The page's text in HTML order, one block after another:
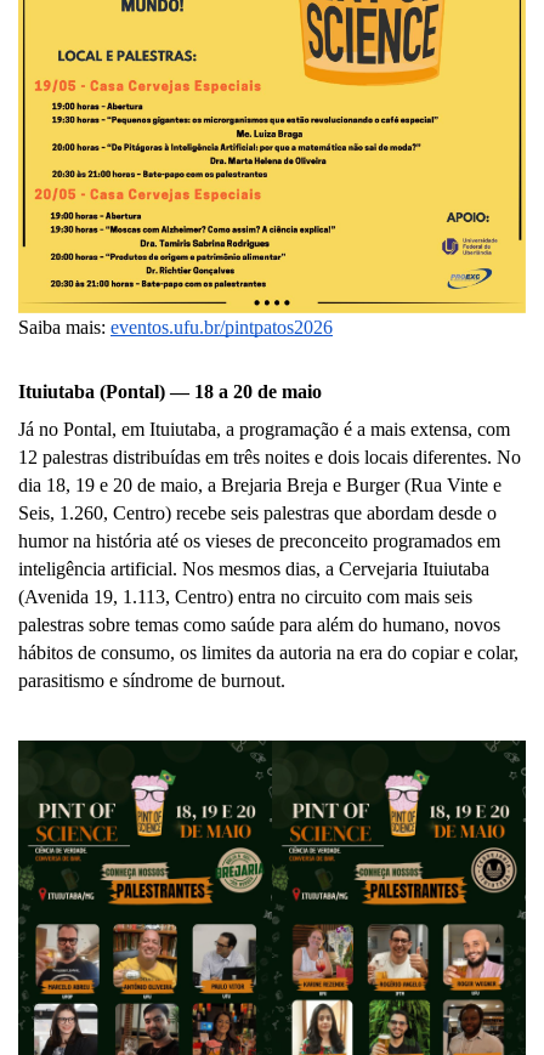
Saiba mais: eventos.ufu.br/pintpatos2026
Ituiutaba (Pontal) — 18 a 20 de maio
Já no Pontal, em Ituiutaba, a programação é a mais extensa, com
12 palestras distribuídas em três noites e dois locais diferentes. No
dia 18, 19 e 20 de maio, a Brejaria Breja e Burger (Rua Vinte e
Seis, 1.260, Centro) recebe seis palestras que abordam desde o
humor na história até os vieses de preconceito programados em
inteligência artificial. Nos mesmos dias, a Cervejaria Ituiutaba
(Avenida 19, 1.113, Centro) entra no circuito com mais seis
palestras sobre temas como saúde para além do humano, novos
hábitos de consumo, os limites da autoria na era do copiar e colar,
parasitismo e síndrome de burnout.